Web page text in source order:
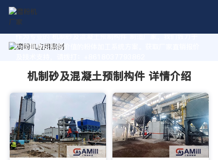
作为专业的 机制砂及混凝土预制构件 制造厂家，我们致力于
为您量身定制高价值的粉体加工系统方案。获取厂家直销报价
机制砂及混凝土预制构件 详情介绍